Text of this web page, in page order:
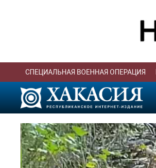
СПЕЦИАЛЬНАЯ ВОЕННАЯ ОПЕРАЦИЯ